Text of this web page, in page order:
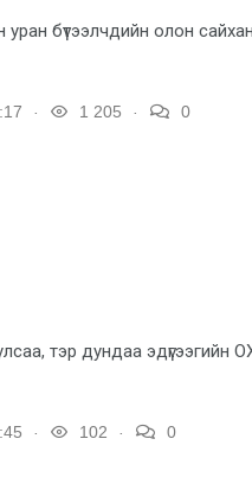
бүтээлчдийн олон сайхан
1 205 0
тэр дундаа эдүгээгийн
102 0